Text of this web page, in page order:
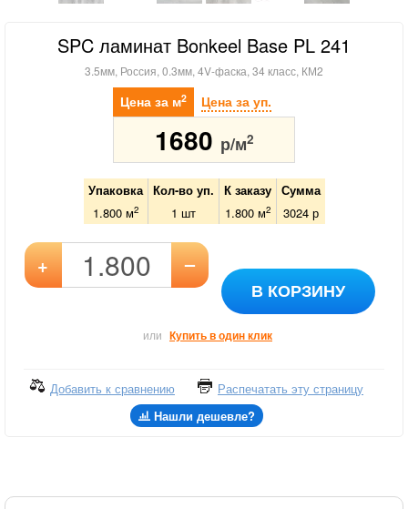
SPC ламинат Bonkeel Base PL 241
3.5мм, Россия, 0.3мм, 4V-фаска, 34 класс, КМ2
Цена за м2 Цена за уп.
1680 р/м2
Упаковка Кол-во уп. К заказу
Сумма
1.800 м2 1 шт 1.800м2 3024р
+ –
В КОРЗИНУ
или Купить в один клик
Добавить к сравнению
Распечатать эту страницу
Нашли дешевле?